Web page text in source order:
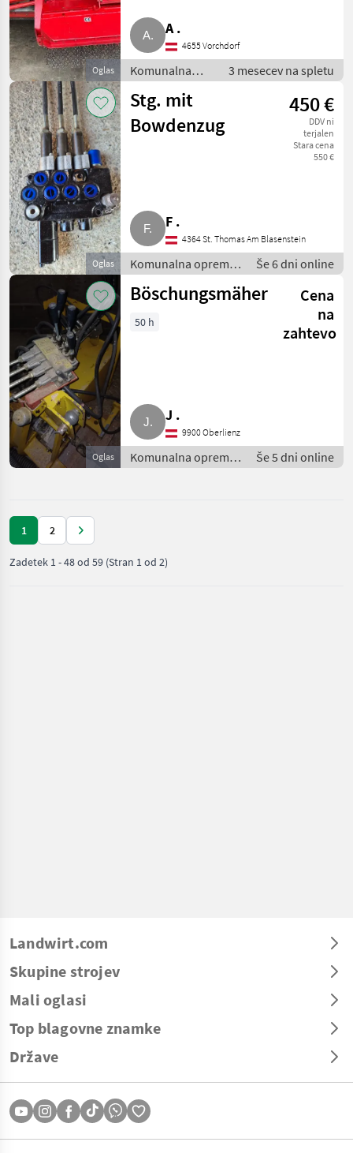
Oglas
A .
4655 Vorchdorf
Komunalna
oprema /
Kosilnica za
brežine
3 mesecev na spletu
Oglas
Stg. mit
Bowdenzug
450 €
DDV ni
terjalen
Stara cena
550 €
F .
4364 St. Thomas Am Blasenstein
Komunalna oprema
/ Kosilnica za
brežine
Še 6 dni online
Oglas
Böschungsmäher
Cena
na
zahtevo
50 h
J .
9900 Oberlienz
Komunalna oprema
/ Kosilnica za
Še 5 dni online
1 2
Zadetek 1-48od 59 (Stran 1 od 2)
Landwirt.com
Skupine strojev
Mali oglasi
Top blagovne znamke
Države